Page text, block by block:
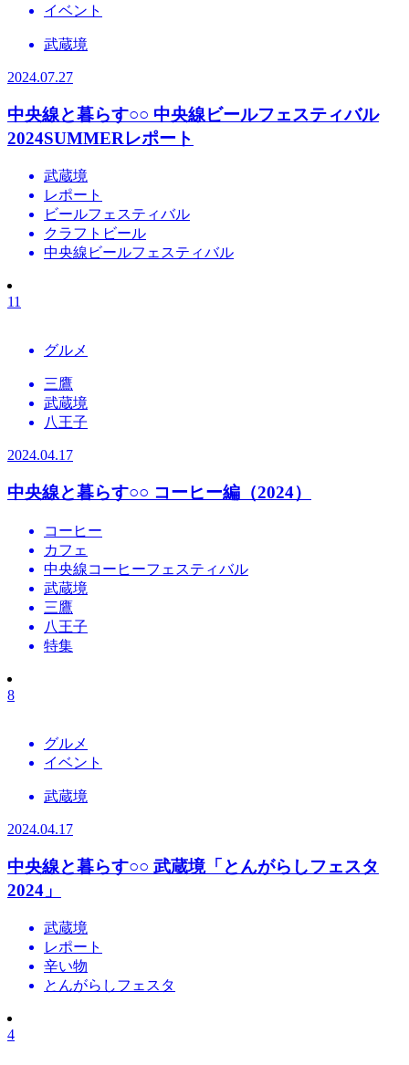
イベント
武蔵境
2024.07.27
中央線と暮らす○○ 中央線ビールフェスティバル
2024SUMMERレポート
武蔵境
レポート
ビールフェスティバル
クラフトビール
中央線ビールフェスティバル
11
グルメ
三鷹
武蔵境
八王子
2024.04.17
中央線と暮らす○○ コーヒー編（2024）
コーヒー
カフェ
中央線コーヒーフェスティバル
武蔵境
三鷹
八王子
特集
8
グルメ
イベント
武蔵境
2024.04.17
中央線と暮らす○○ 武蔵境「とんがらしフェスタ
2024」
武蔵境
レポート
辛い物
とんがらしフェスタ
4